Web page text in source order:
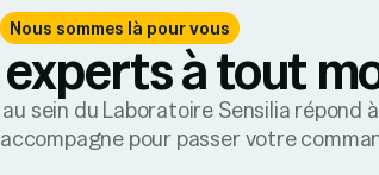
Nous sommes là pour vous
experts à tout
sein du Laboratoire Sensilia répond
pour passer votre